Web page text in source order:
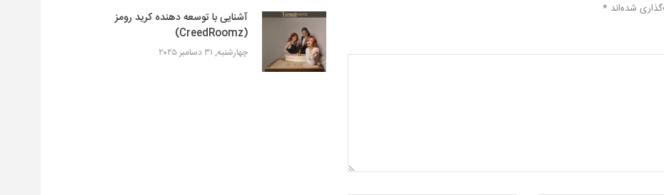
شده‌اند *
آشنایی با توسعه دهنده کرید رومز
(CreedRoomz)
چهارشنبه, ۳۱ دسامبر ۲۰۲۵